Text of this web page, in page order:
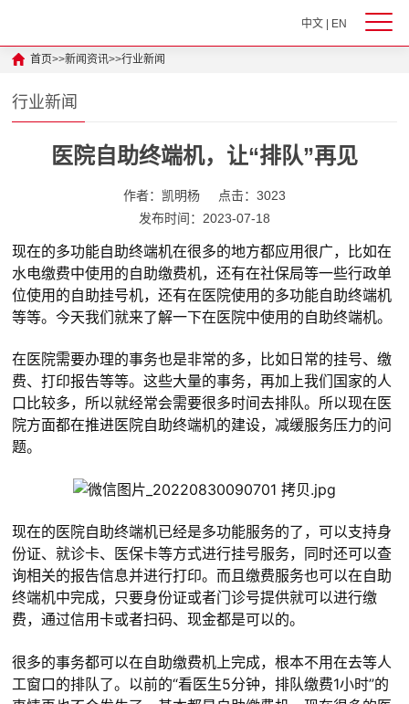
中文| EN
首页>>新闻资讯>>行业新闻
行业新闻
医院自助终端机，让“排队”再见
作者：凯明杨
点击：3023
发布时间：2023-07-18
现在的多功能自助终端机在很多的地方都应用很广，比如在
水电缴费中使用的自助缴费机，还有在社保局等一些行政单
位使用的自助挂号机，还有在医院使用的多功能自助终端机
等等。今天我们就来了解一下在医院中使用的自助终端机。
在医院需要办理的事务也是非常的多，比如日常的挂号、缴
费、打印报告等等。这些大量的事务，再加上我们国家的人
口比较多，所以就经常会需要很多时间去排队。所以现在医
院方面都在推进医院自助终端机的建设，减缓服务压力的问
题。
现在的医院自助终端机已经是多功能服务的了，可以支持身
份证、就诊卡、医保卡等方式进行挂号服务，同时还可以查
询相关的报告信息并进行打印。而且缴费服务也可以在自助
终端机中完成，只要身份证或者门诊号提供就可以进行缴
费，通过信用卡或者扫码、现金都是可以的。
很多的事务都可以在自助缴费机上完成，根本不用在去等人
工窗口的排队了。以前的“看医生5分钟，排队缴费1小时”的